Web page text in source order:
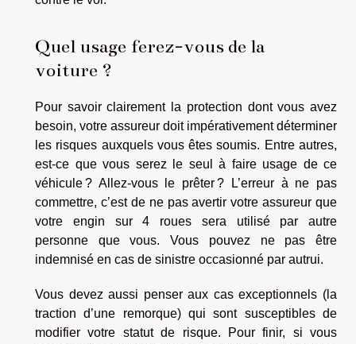
Quel usage ferez-vous de la
voiture ?
Pour savoir clairement la protection dont vous avez
besoin, votre assureur doit impérativement déterminer
les risques auxquels vous êtes soumis. Entre autres,
est-ce que vous serez le seul à faire usage de ce
véhicule ? Allez-vous le prêter ? L’erreur à ne pas
commettre, c’est de ne pas avertir votre assureur que
votre engin sur 4 roues sera utilisé par autre
personne que vous. Vous pouvez ne pas être
indemnisé en cas de sinistre occasionné par autrui.
Vous devez aussi penser aux cas exceptionnels (la
traction d’une remorque) qui sont susceptibles de
modifier votre statut de risque. Pour finir, si vous